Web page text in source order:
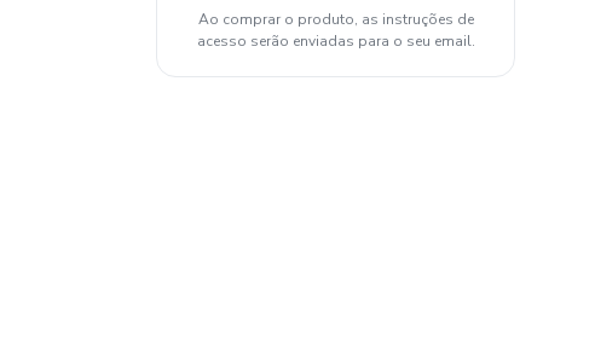
Ao comprar o produto, as instruções de
acesso serão enviadas para o seu email.